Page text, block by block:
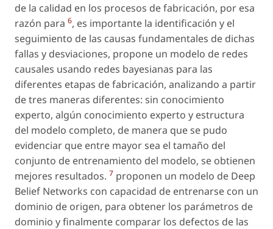
de la calidad en los procesos de fabricación, por esa
razón para 6, es importante la identificación y el
seguimiento de las causas fundamentales de dichas
fallas y desviaciones, propone un modelo de redes
causales usando redes bayesianas para las
diferentes etapas de fabricación, analizando a partir
de tres maneras diferentes: sin conocimiento
experto, algún conocimiento experto y estructura
del modelo completo, de manera que se pudo
evidenciar que entre mayor sea el tamaño del
conjunto de entrenamiento del modelo, se obtienen
mejores resultados. 7 proponen un modelo de Deep
Belief Networks con capacidad de entrenarse con un
dominio de origen, para obtener los parámetros de
dominio y finalmente comparar los defectos de las